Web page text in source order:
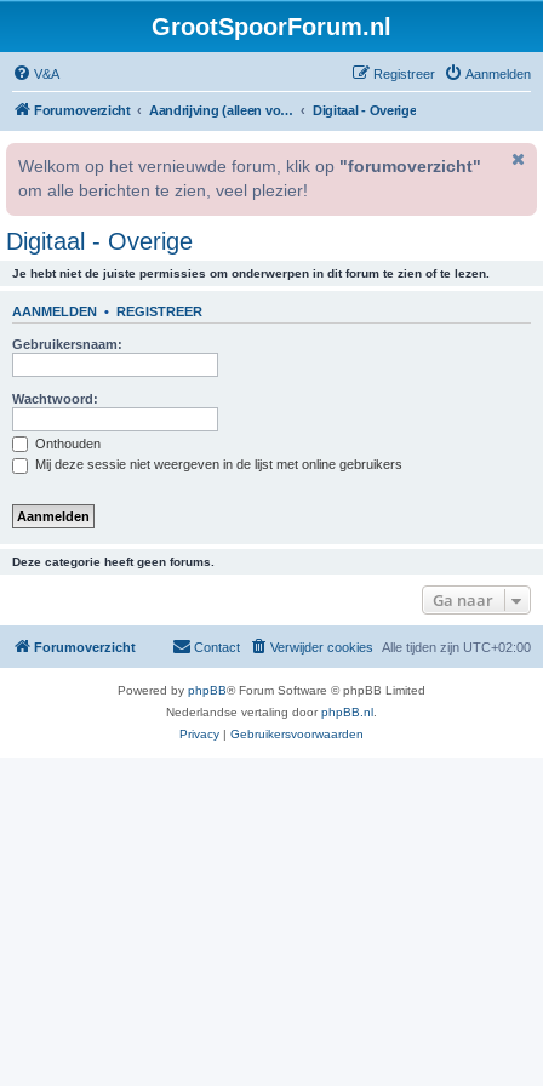
GrootSpoorForum.nl
V&A Aanmelden
Registreer
Forumoverzicht Aandrijving (alleen voor geregistreerde gebruikers). Digitaal - Overige
Welkom op het vernieuwde forum, klik op "forumoverzicht"
om alle berichten te zien, veel plezier!
Digitaal - Overige
Je hebt niet de juiste permissies om onderwerpen in dit forum te zien of te lezen.
AANMELDEN • REGISTREER
Gebruikersnaam:
Wachtwoord:
Onthouden
Mij deze sessie niet weergeven in de lijst met online gebruikers
Deze categorie heeft geen forums.
Ga naar
Forumoverzicht Alle tijden zijn UTC+02:00
Verwijder cookies
Contact
Powered by phpBB® Forum Software © phpBB Limited
Nederlandse vertaling doorphpBB.nl
Privacy | Gebruikersvoorwaarden